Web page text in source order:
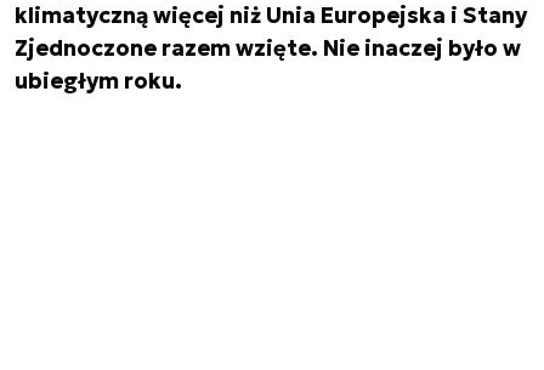
klimatyczną więcej niż Unia Europejska i Stany
Zjednoczone razem wzięte. Nie inaczej było w
ubiegłym roku.